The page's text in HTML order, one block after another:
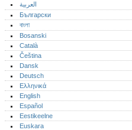
العربية
Български
বাংলা
Bosanski
Català
Čeština
Dansk
Deutsch
Ελληνικά
English
Español
Eestikeelne
Euskara